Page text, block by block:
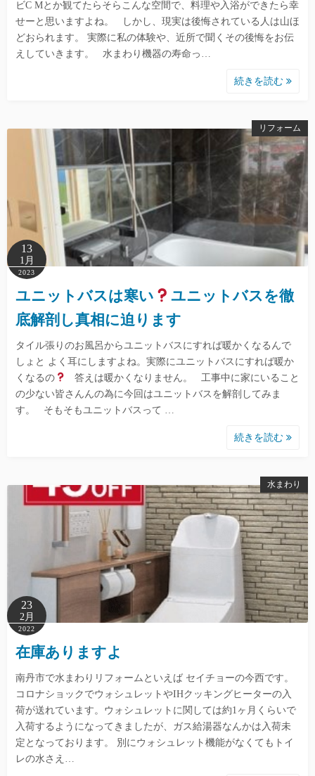
ビC Mとか観てたらそらこんな空間で、料理や入浴ができたら幸
せーと思いますよね。 しかし、現実は後悔されている人は山ほ
どおられます。 実際に私の体験や、近所で聞くその後悔をお伝
えしていきます。 水まわり機器の寿命っ…
続きを読む
リフォーム
13
1月
2023
ユニットバスは寒い
ユニットバスを徹
底解剖し真相に迫ります
タイル張りのお風呂からユニットバスにすれば暖かくなるんで
しょと よく耳にしますよね。実際にユニットバスにすれば暖か
くなるの
答えは暖かくなりません。 工事中に家にいること
の少ない皆さんんの為に今回はユニットバスを解剖してみま
す。 そもそもユニットバスって …
続きを読む
水まわり
23
2月
2022
在庫ありますよ
南丹市で水まわりリフォームといえば セイチョーの今西です。
コロナショックでウォシュレットやIHクッキングヒーターの入
荷が送れています。ウォシュレットに関しては約1ヶ月くらいで
入荷するようになってきましたが、ガス給湯器なんかは入荷未
定となっております。 別にウォシュレット機能がなくてもトイ
レの水さえ…